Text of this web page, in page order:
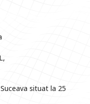
situat la 25